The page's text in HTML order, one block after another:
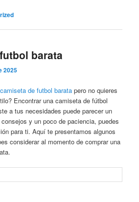
barata
2025
camiseta de futbol barata pero no quieres
Encontrar una camiseta de fútbol
a tus necesidades puede parecer un
y un poco de paciencia, puedes
para ti. Aquí te presentamos algunos
considerar al momento de comprar una